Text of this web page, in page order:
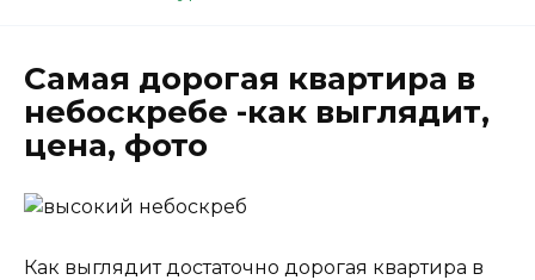
Самая дорогая квартира в
небоскребе -как выглядит,
цена, фото
Как выглядит достаточно дорогая квартира в